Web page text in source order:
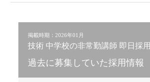
掲載時期：2026年01月
技術 中学校の非常勤講師 即日採用
過去に募集していた採用情報